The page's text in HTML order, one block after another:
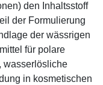
den Inhaltsstoff
der Formulierung
der wässrigen
für polare
wasserlösliche
in kosmetischen